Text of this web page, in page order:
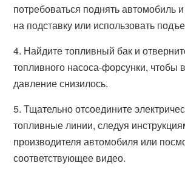
потребоваться поднять автомобиль
на подставку или использовать
4. Найдите топливный бак и
топливного насоса-форсунки, чтобы
давление снизилось.
5. Тщательно отсоедините
топливные линии, следуя
производителя автомобиля или
соответствующее видео.